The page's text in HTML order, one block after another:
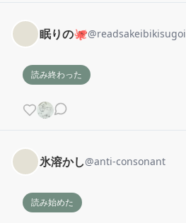
眠りの🐙@readsakeibikisugoi
読み終わった
氷溶かし@anti-consonant
読み始めた